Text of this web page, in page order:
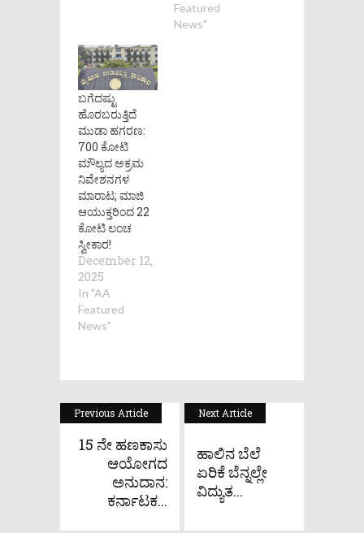
Featured
News"
ಬಗೆದಷ್ಟು
ಹೊರಬರುತ್ತಿದೆ
ಮುಡಾ ಹಗರಣ:
700 ಕೋಟಿ
ಮೌಲ್ಯದ ಅಕ್ರಮ
ನಿವೇಶನಗಳ
ಮಾರಾಟ; ಮಾಜಿ
ಆಯುಕ್ತರಿಂದ 22
ಕೋಟಿ ಲಂಚ
ಸ್ವೀಕಾರ!
December 12,
2025
In "AA
Featured
News"
Previous Article
15 ನೇ ಹಣಕಾಸು
ಆಯೋಗದ
ಅನುದಾನ:
ಕರ್ನಾಟಕ...
Next Article
ಹಾಲಿನ ಬೆಲೆ
ಏರಿಕೆ ಬೆನ್ನಲ್ಲೇ
ವಿದ್ಯುತ...